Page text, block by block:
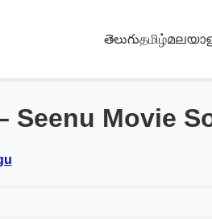
తెలుగుதமிழ்
Seenu Movie